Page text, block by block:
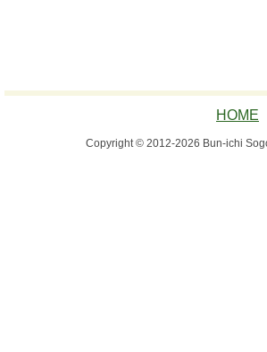
HOME
Copyright © 2012-2026 Bun-ichi